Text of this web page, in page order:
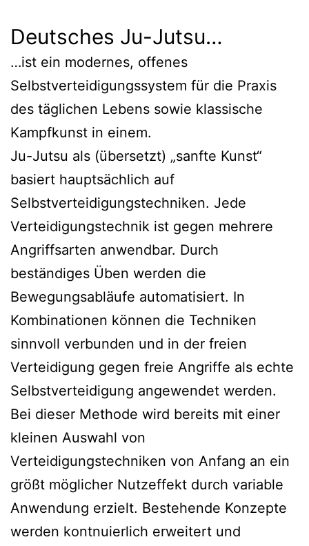
Deutsches Ju-Jutsu…
…ist ein modernes, offenes
Selbstverteidigungssystem für die Praxis
des täglichen Lebens sowie klassische
Kampfkunst in einem.
Ju-Jutsu als (übersetzt) „sanfte Kunst“
basiert hauptsächlich auf
Selbstverteidigungstechniken. Jede
Verteidigungstechnik ist gegen mehrere
Angriffsarten anwendbar. Durch
beständiges Üben werden die
Bewegungsabläufe automatisiert. In
Kombinationen können die Techniken
sinnvoll verbunden und in der freien
Verteidigung gegen freie Angriffe als echte
Selbstverteidigung angewendet werden.
Bei dieser Methode wird bereits mit einer
kleinen Auswahl von
Verteidigungstechniken von Anfang an ein
größt möglicher Nutzeffekt durch variable
Anwendung erzielt. Bestehende Konzepte
werden kontnuierlich erweitert und